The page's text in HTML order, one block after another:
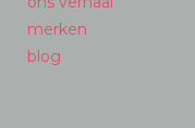
merken
blog